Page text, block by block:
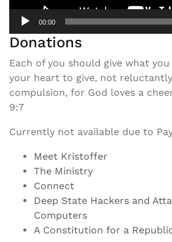
00:00
Donations
Each of you should give what
your heart to give, not
compulsion, for God loves a
9:7
Currently not available due to
Meet Kristoffer
The Ministry
Connect
Deep State Hackers and
Computers
A Constitution for a